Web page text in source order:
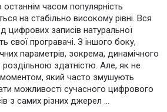
часом популярність
на стабільно високому рівні. Вся
цифрових записів натуральної
свої програвачі. З іншого боку,
параметрів, зокрема, динамічного
здатністю. Але, як не
який часто змушують
можливості сучасного цифрового
з самих різних джерел ...